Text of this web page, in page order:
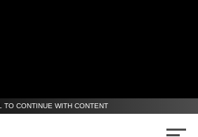
TO CONTINUE WITH CONTENT